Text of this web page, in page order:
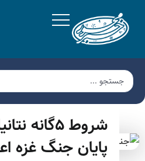
شروط ۵گانه
پایان جنگ غزه